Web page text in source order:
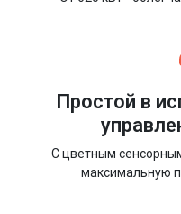
Простой в
С цветным
максимальную